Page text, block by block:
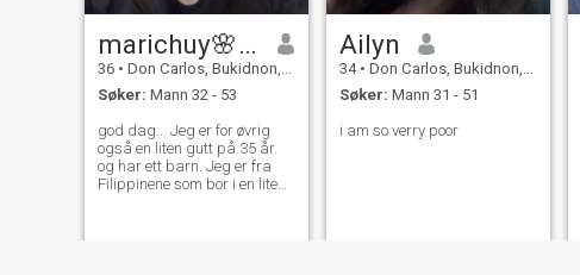
marichuy🌸🫰
36 • Don Carlos, Bukidnon, Filippinene
Søker: Mann 32 - 53
god dag... Jeg er for øvrig
også en liten gutt på 35 år.
og har ett barn. Jeg er fra
Filippinene som bor i en liten
Ailyn
34 • Don Carlos, Bukidnon, Filippinene
Søker: Mann 31 - 51
i am so verry poor